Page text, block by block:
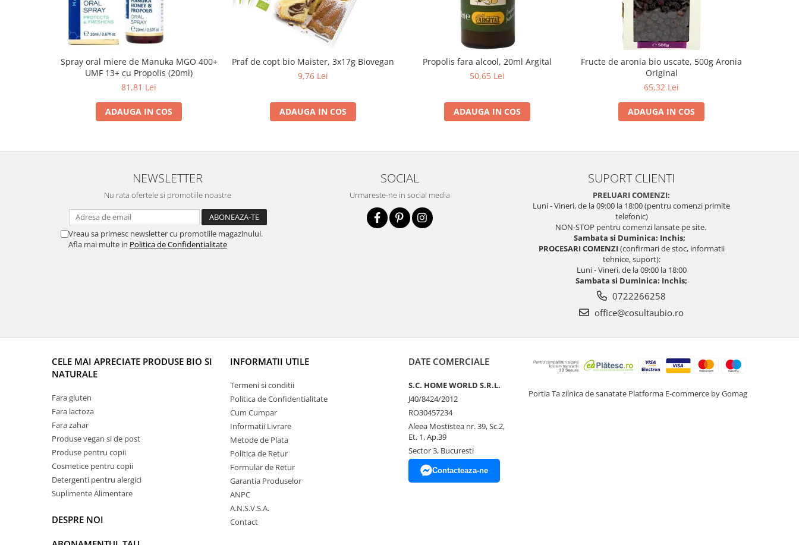
Spray oral miere de Manuka MGO 400+
UMF 13+ cu Propolis (20ml)
81,81 Lei
ADAUGA IN COS
Praf de copt bio Maister, 3x17g Biovegan
9,76 Lei
ADAUGA IN COS
Propolis fara alcool, 20ml Argital
50,65 Lei
ADAUGA IN COS
Fructe de aronia bio uscate, 500g Aronia
Original
65,32 Lei
ADAUGA IN COS
NEWSLETTER
Nu rata ofertele si promotiile noastre
Vreau sa primesc newsletter cu promotiile magazinului.
Afla mai multe in Politica de Confidentialitate
SOCIAL
Urmareste-ne in social media
SUPORT CLIENTI
PRELUARI COMENZI:
Luni - Vineri, de la 09:00 la 18:00 (pentru comenzi primite
telefonic)
NON-STOP pentru comenzi lansate pe site.
Sambata si Duminica: Inchis;
PROCESARI COMENZI(confirmari de stoc, informatii
tehnice, suport):
Luni - Vineri, de la 09:00 la 18:00
Sambata si Duminica: Inchis;
0722266258
office@cosultaubio.ro
CELE MAI APRECIATE PRODUSE BIO SI
NATURALE
Fara gluten
Fara lactoza
Fara zahar
Produse vegan si de post
Produse pentru copii
Cosmetice pentru copii
Detergenti pentru alergici
Suplimente Alimentare
DESPRE NOI
INFORMATII UTILE
Termeni si conditii
Politica de Confidentialitate
Cum Cumpar
Informatii Livrare
Metode de Plata
Politica de Retur
Formular de Retur
Garantia Produselor
ANPC
A.N.S.V.S.A.
Contact
DATE COMERCIALE
S.C. HOME WORLD S.R.L.
J40/8424/2012
RO30457234
Aleea Mostistea nr. 39, Sc.2,
Et. 1, Ap.39
Sector 3, Bucuresti
Contacteaza-ne
Portia Ta zilnica de sanatate Platforma E-commerce by Gomag